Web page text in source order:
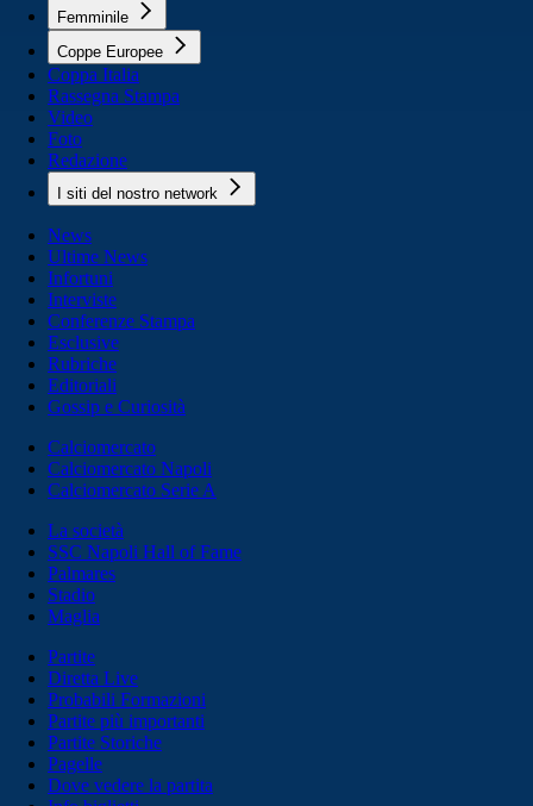
Femminile
Coppe Europee
Coppa Italia
Rassegna Stampa
Video
Foto
Redazione
I siti del nostro network
News
Ultime News
Infortuni
Interviste
Conferenze Stampa
Esclusive
Rubriche
Editoriali
Gossip e Curiosità
Calciomercato
Calciomercato Napoli
Calciomercato Serie A
La società
SSC Napoli Hall of Fame
Palmares
Stadio
Maglia
Partite
Diretta Live
Probabili Formazioni
Partite più importanti
Partite Storiche
Pagelle
Dove vedere la partita